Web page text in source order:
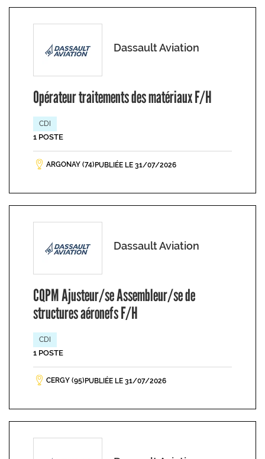
Dassault Aviation
Opérateur traitements des matériaux F/H
CDI
1 POSTE
ARGONAY (74) PUBLIÉE LE 31/07/2026
Dassault Aviation
CQPM Ajusteur/se Assembleur/se de
structures aéronefs F/H
CDI
1 POSTE
CERGY (95) PUBLIÉE LE 31/07/2026